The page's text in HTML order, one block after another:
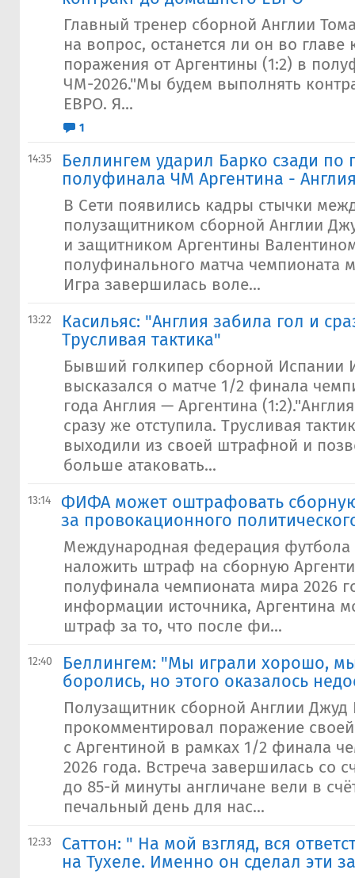
Главный тренер сборной Англии
на вопрос, останется ли он во
поражения от Аргентины (1:2) в
ЧМ-2026."Мы будем выполнять
ЕВРО. Я...
1
14:35
Беллингем ударил Барко сзади по
полуфинала ЧМ Аргентина -
В Сети появились кадры стычки
полузащитником сборной Англии
и защитником Аргентины
полуфинального матча чемпионата
Игра завершилась воле...
13:22
Касильяс: "Англия забила гол и
Трусливая тактика"
Бывший голкипер сборной Испании
высказался о матче 1/2 финала
года Англия — Аргентина
сразу же отступила. Трусливая
выходили из своей штрафной и
больше атаковать...
13:14
ФИФА может оштрафовать
за провокационного
Международная федерация
наложить штраф на сборную
полуфинала чемпионата мира 2026
информации источника, Аргентина
штраф за то, что после фи...
12:40
Беллингем: "Мы играли хорошо,
боролись, но этого оказалось
Полузащитник сборной Англии Джуд
прокомментировал поражение
с Аргентиной в рамках 1/2 финала
2026 года. Встреча завершилась со
до 85-й минуты англичане вели в
печальный день для нас...
12:33
Саттон: " На мой взгляд, вся
на Тухеле. Именно он сделал эти